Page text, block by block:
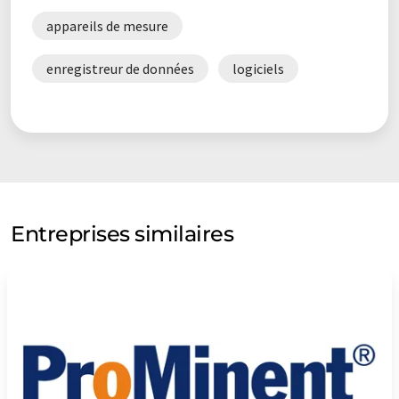
appareils de mesure
enregistreur de données logiciels
Entreprises similaires